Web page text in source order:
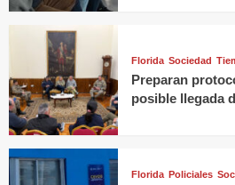
Florida Sociedad
Preparan
posible llegada
Florida Policiales